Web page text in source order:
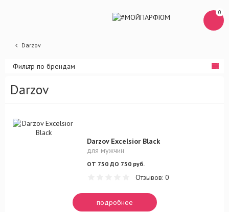
0
Darzov
Фильтр по брендам
Darzov
Darzov Excelsior Black
для мужчин
ОТ 750 ДО 750 руб.
Отзывов: 0
подробнее